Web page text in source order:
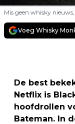
Mis geen whisky
Voeg Whisky
De best
Netflix is
hoofdrollen
Bateman. In